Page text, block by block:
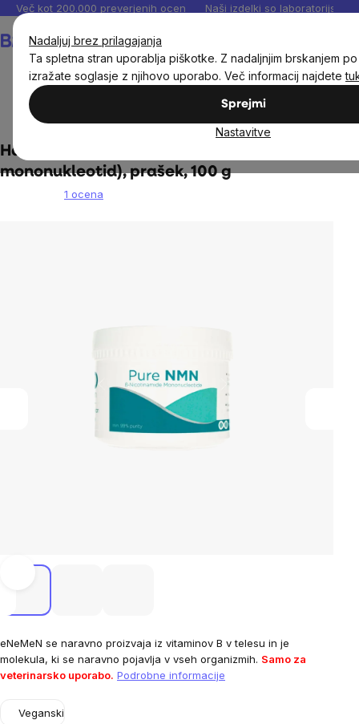
Nadaljuj brez prilagajanja
Ta spletna stran uporablja piškotke. Z nadaljnjim brskanjem
izražate soglasje z njihovo uporabo. Več informacij najdete
Sprejmi
Nastavitve
Preskoči
vsebino
Več kot 200.000 preverjenih ocen Naši izdelki so laboratorijsko
Hansen eNeMeN (nikotinamid
mononukleotid), prašek, 100 g
1 ocena
eNeMeN se naravno proizvaja iz vitaminov B v telesu in je
molekula, ki se naravno pojavlja v vseh organizmih. Samo za
veterinarsko uporabo. Podrobne informacije
Veganski